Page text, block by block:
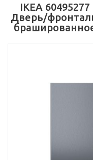
IKEA
Дверь/